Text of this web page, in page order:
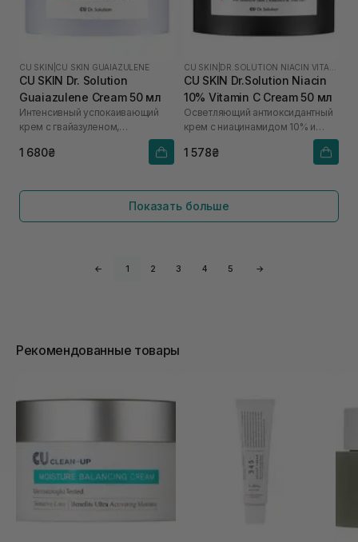
CU SKIN CU SKIN GUAIAZULENE
CU SKIN Dr. Solution
Guaiazulene Cream 50 мл
Интенсивный успокаивающий
крем с гвайазуленом,
троксерутином и менадионом
1 680₴
CU SKIN DR.SOLUTION NIACIN VITAMIN C
CU SKIN Dr.Solution Niacin
10% Vitamin C Cream 50 мл
Осветляющий антиоксидантный
крем с ниацинамидом 10% и
1 578₴
Показать больше
← 1 2 3 4 5 →
Рекомендованные товары